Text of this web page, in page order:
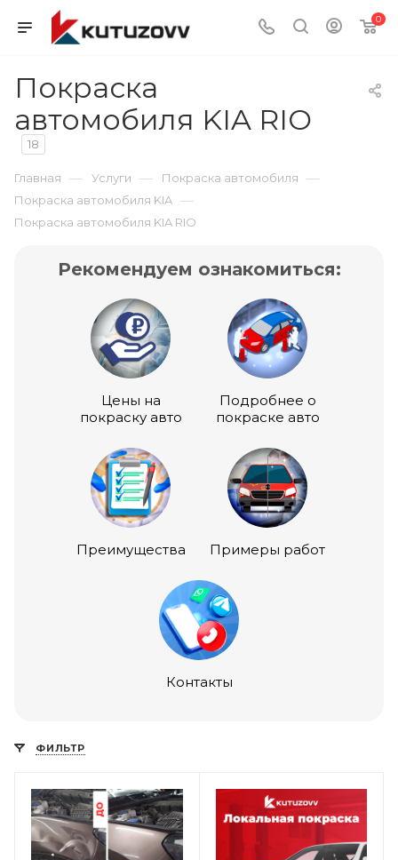
0
Покраска
автомобиля KIA RIO
18
Главная — Услуги — Покраска автомобиля —
Покраска автомобиля KIA —
Покраска автомобиля KIA RIO
Рекомендуем ознакомиться:
Цены на
покраску авто
Подробнее о
покраске авто
Преимущества Примеры работ
Контакты
ФИЛЬТР